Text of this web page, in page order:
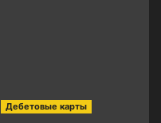
Дебетовые карты